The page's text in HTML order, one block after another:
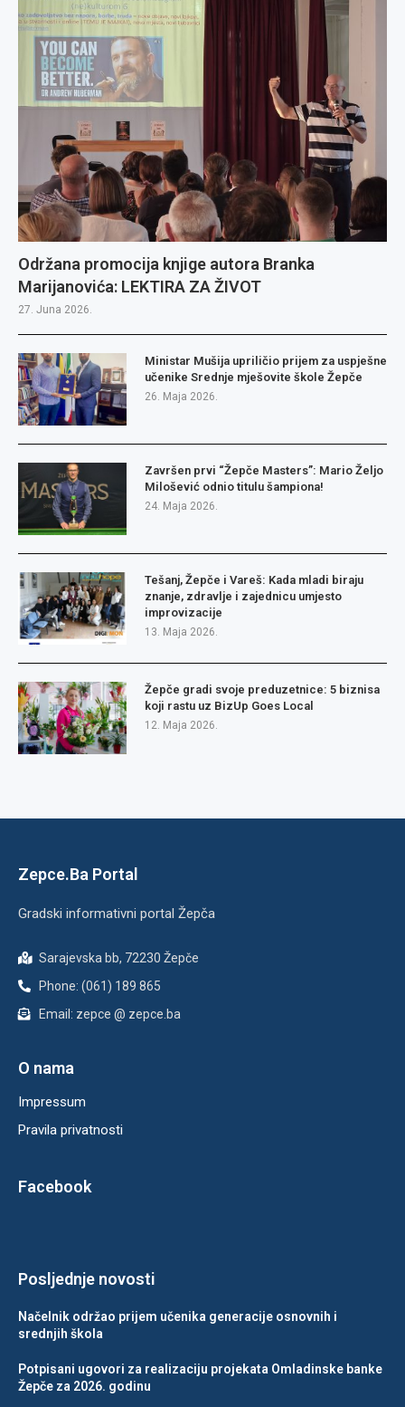
Održana promocija knjige autora Branka
Marijanovića: LEKTIRA ZA ŽIVOT
27. Juna 2026.
Ministar Mušija upriličio prijem za uspješne
učenike Srednje mješovite škole Žepče
26. Maja 2026.
Završen prvi “Žepče Masters”: Mario Željo
Milošević odnio titulu šampiona!
24. Maja 2026.
Tešanj, Žepče i Vareš: Kada mladi biraju
znanje, zdravlje i zajednicu umjesto
improvizacije
13. Maja 2026.
Žepče gradi svoje preduzetnice: 5 biznisa
koji rastu uz BizUp Goes Local
12. Maja 2026.
Zepce.Ba Portal
Gradski informativni portal Žepča
Sarajevska bb, 72230 Žepče
Phone: (061) 189 865
Email: zepce @ zepce.ba
O nama
Impressum
Pravila privatnosti
Facebook
Posljednje novosti
Načelnik održao prijem učenika generacije osnovnih i
srednjih škola
Potpisani ugovori za realizaciju projekata Omladinske banke
Žepče za 2026. godinu